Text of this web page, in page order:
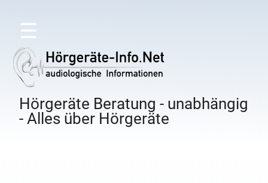
☰
Hörgeräte Beratung - unabhängig
- Alles über Hörgeräte